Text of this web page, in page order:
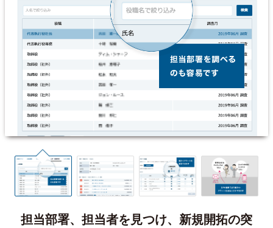
担当部署、担当者を見つけ、新規開拓の突